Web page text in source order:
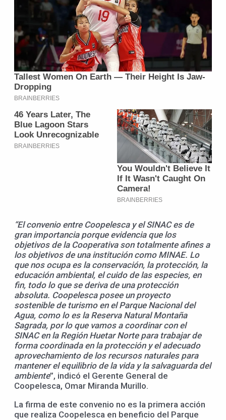
“El convenio entre Coopelesca y el SINAC es de
gran importancia porque evidencia que los
objetivos de la Cooperativa son totalmente afines a
los objetivos de una institución como MINAE. Lo
que nos ocupa es la conservación, la protección, la
educación ambiental, el cuido de las especies, en
fin, todo lo que se deriva de una protección
absoluta. Coopelesca posee un proyecto
sostenible de turismo en el Parque Nacional del
Agua, como lo es la Reserva Natural Montaña
Sagrada, por lo que vamos a coordinar con el
SINAC en la Región Huetar Norte para trabajar de
forma coordinada en la protección y el adecuado
aprovechamiento de los recursos naturales para
mantener el equilibrio de la vida y la salvaguarda del
ambiente”, indicó el Gerente General de
Coopelesca, Omar Miranda Murillo.
La firma de este convenio no es la primera acción
que realiza Coopelesca en beneficio del Parque